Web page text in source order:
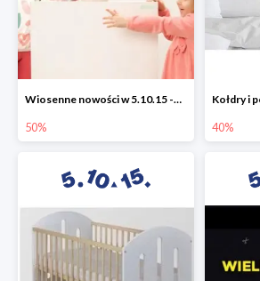
Wiosenne nowości w 5.10.15 -50%
50% 40%